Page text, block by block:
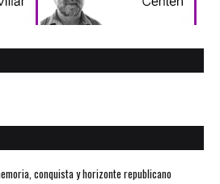
conquista y horizonte republicano